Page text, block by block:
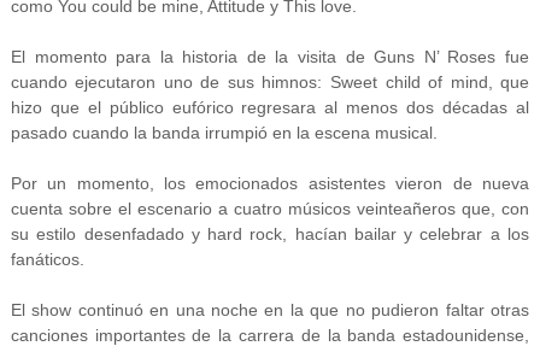
como You could be mine, Attitude y This love.
El momento para la historia de la visita de Guns N’ Roses fue
cuando ejecutaron uno de sus himnos: Sweet child of mind, que
hizo que el público eufórico regresara al menos dos décadas al
pasado cuando la banda irrumpió en la escena musical.
Por un momento, los emocionados asistentes vieron de nueva
cuenta sobre el escenario a cuatro músicos veinteañeros que, con
su estilo desenfadado y hard rock, hacían bailar y celebrar a los
fanáticos.
El show continuó en una noche en la que no pudieron faltar otras
canciones importantes de la carrera de la banda estadounidense,